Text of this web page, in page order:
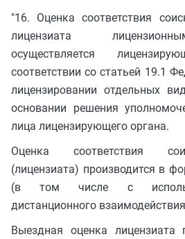
"16. Оценка соответствия
лицензиата
осуществляется
соответствии со статьей 19.1
лицензировании отдельных
основании решения
лица лицензирующего органа.
Оценка соответствия
(лицензиата) производится в
(в том числе с
дистанционного
Выездная оценка лицензиата